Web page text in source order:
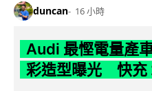
duncan 16 小時
Audi 最慳電量產
彩造型曝光 快充